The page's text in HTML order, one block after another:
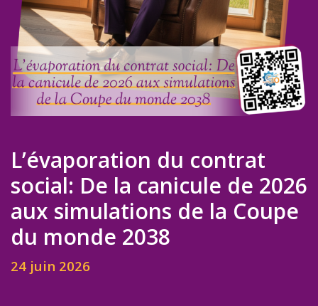
L’évaporation du contrat
social: De la canicule de 2026
aux simulations de la Coupe
du monde 2038
24 juin 2026